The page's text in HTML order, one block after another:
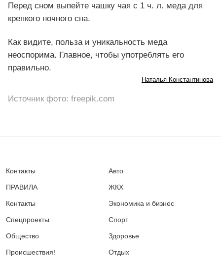
Перед сном выпейте чашку чая с 1 ч. л. меда для
крепкого ночного сна.
Как видите, польза и уникальность меда
неоспорима. Главное, чтобы употреблять его
правильно.
Наталья Константинова
Источник фото: freepik.com
Контакты
ПРАВИЛА
Контакты
Спецпроекты
Общество
Происшествия!
Авто
ЖКХ
Экономика и бизнес
Спорт
Здоровье
Отдых